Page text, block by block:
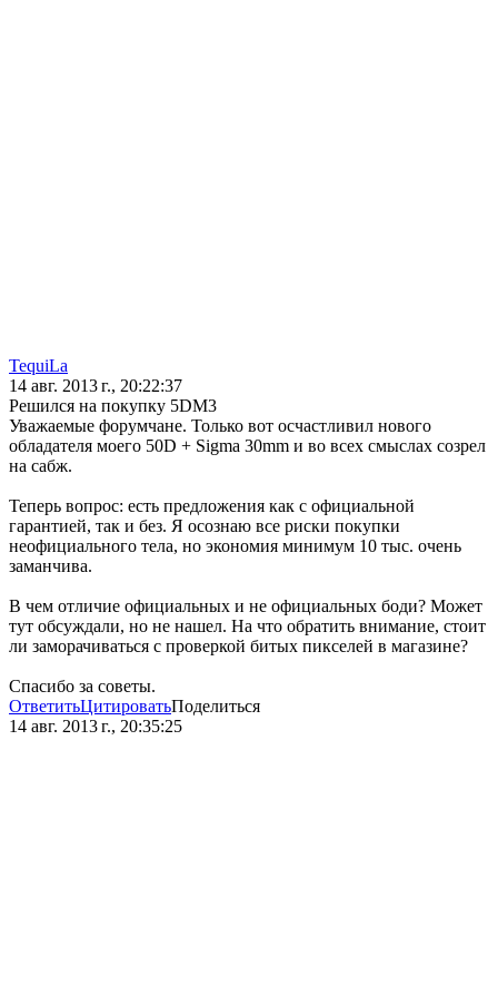
TequiLa
14 авг. 2013 г., 20:22:37
Решился на покупку 5DM3
Уважаемые форумчане. Только вот осчастливил нового
обладателя моего 50D + Sigma 30mm и во всех смыслах созрел
на сабж.
Теперь вопрос: есть предложения как с официальной
гарантией, так и без. Я осознаю все риски покупки
неофициального тела, но экономия минимум 10 тыс. очень
заманчива.
В чем отличие официальных и не официальных боди? Может
тут обсуждали, но не нашел. На что обратить внимание, стоит
ли заморачиваться с проверкой битых пикселей в магазине?
Спасибо за советы.
ОтветитьЦитироватьПоделиться
14 авг. 2013 г., 20:35:25